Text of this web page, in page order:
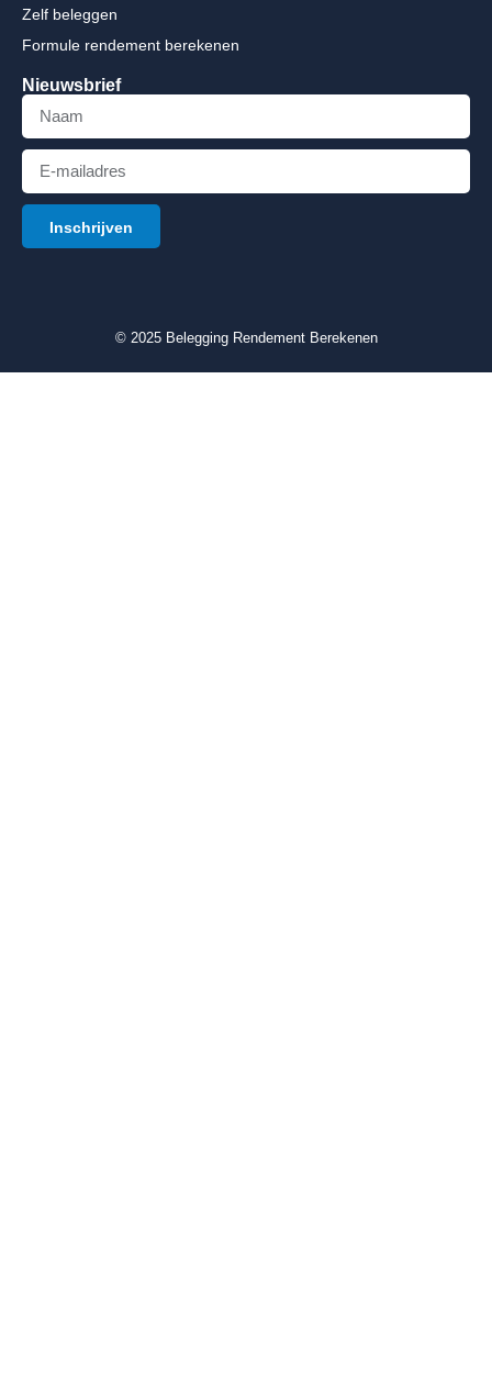
Zelf beleggen
Formule rendement berekenen
Nieuwsbrief
Inschrijven
© 2025 Belegging Rendement Berekenen